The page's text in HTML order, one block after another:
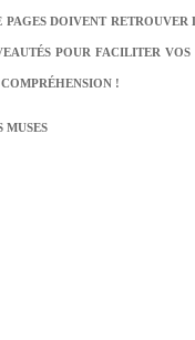
DOIVENT
POUR FACILITER
!
MUSES